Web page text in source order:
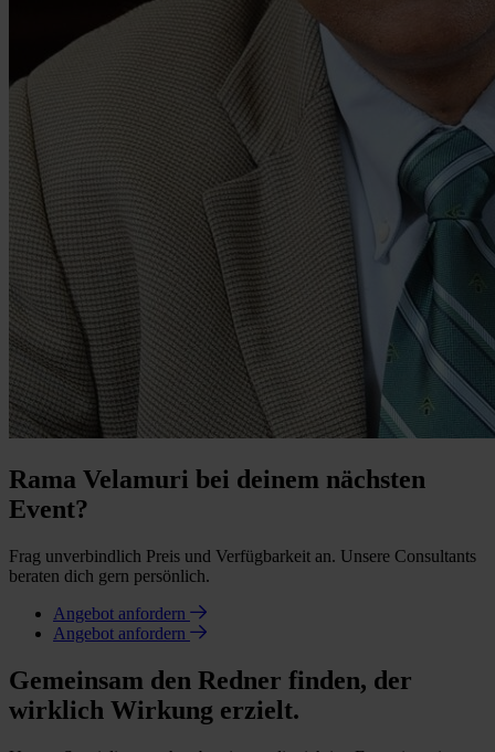
Rama Velamuri bei deinem nächsten
Event?
Frag unverbindlich Preis und Verfügbarkeit an. Unsere Consultants
beraten dich gern persönlich.
Angebot anfordern
Angebot anfordern
Gemeinsam den Redner finden, der
wirklich Wirkung erzielt.